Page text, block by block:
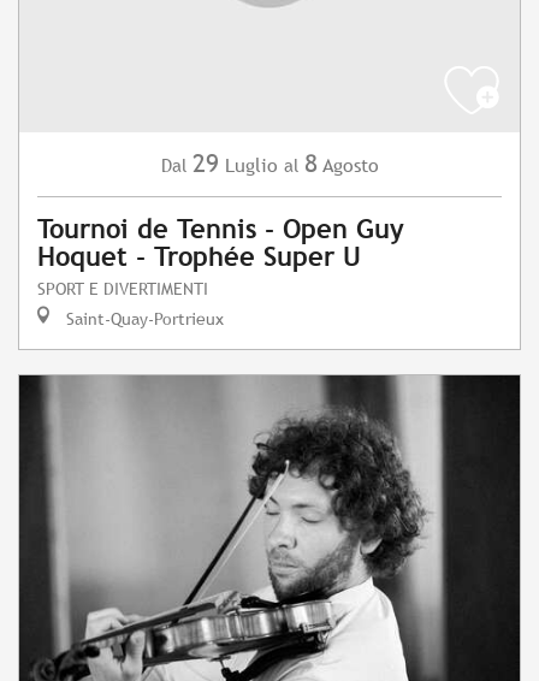
Dal 29 Luglio al 8 Agosto
Tournoi de Tennis - Open Guy
Hoquet - Trophée Super U
SPORT E DIVERTIMENTI
Saint-Quay-Portrieux